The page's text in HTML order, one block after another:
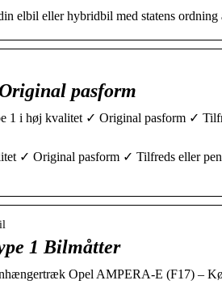
elbil eller hybridbil med statens
pasform
1 i høj kvalitet ✓ Original pasform ✓
✓ Original pasform ✓ Tilfreds eller
1 Bilmåtter
Opel AMPERA-E (F17) –